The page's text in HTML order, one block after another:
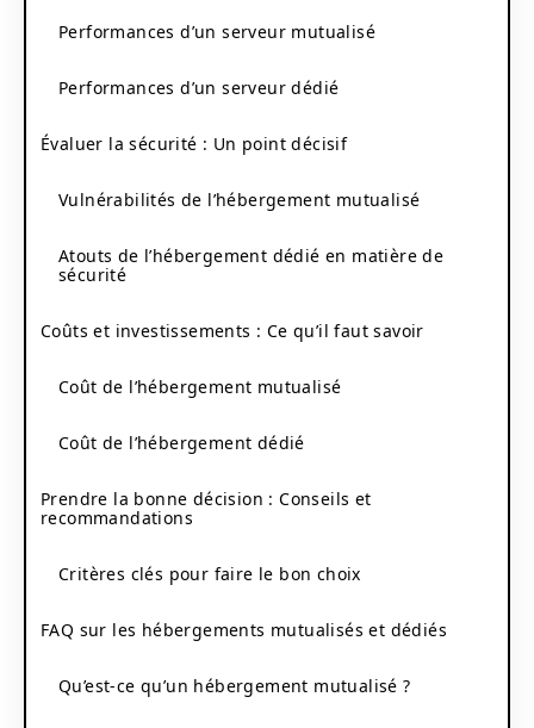
Performances d’un serveur mutualisé
Performances d’un serveur dédié
Évaluer la sécurité : Un point décisif
Vulnérabilités de l’hébergement mutualisé
Atouts de l’hébergement dédié en matière de
sécurité
Coûts et investissements : Ce qu’il faut savoir
Coût de l’hébergement mutualisé
Coût de l’hébergement dédié
Prendre la bonne décision : Conseils et
recommandations
Critères clés pour faire le bon choix
FAQ sur les hébergements mutualisés et dédiés
Qu’est-ce qu’un hébergement mutualisé ?